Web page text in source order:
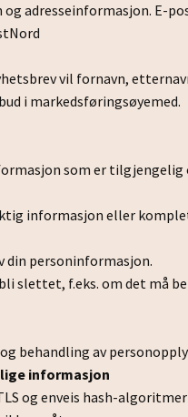
adresseinformasjon. E-
vil fornavn,
i markedsføringsøyemed.
som er
informasjon eller
din personinformasjon.
slettet, f.eks. om det må
behandling av
informasjon
og enveis hash-